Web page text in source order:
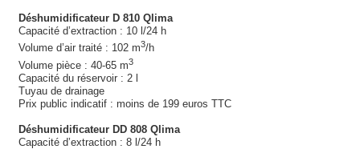
Déshumidificateur D 810 Qlima
Capacité d’extraction : 10 l/24 h
Volume d’air traité : 102 m3/h
Volume pièce : 40-65 m3
Capacité du réservoir : 2 l
Tuyau de drainage
Prix public indicatif : moins de 199 euros TTC
Déshumidificateur DD 808 Qlima
Capacité d’extraction : 8 l/24 h